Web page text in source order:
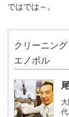
ではでは～。
クリーニン
エノボル